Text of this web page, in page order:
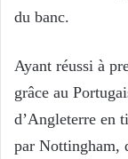
du banc.
Ayant réussi à
grâce au
d’Angleterre en
par Nottingham,